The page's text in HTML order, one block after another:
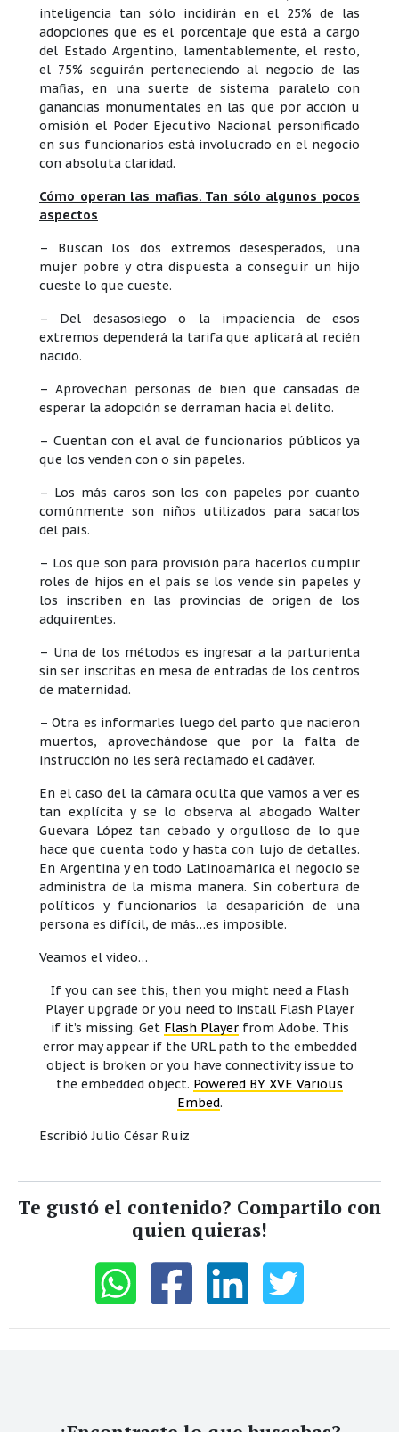
inteligencia tan sólo incidirán en el 25% de las
adopciones que es el porcentaje que está a cargo
del Estado Argentino, lamentablemente, el resto,
el 75% seguirán perteneciendo al negocio de las
mafias, en una suerte de sistema paralelo con
ganancias monumentales en las que por acción u
omisión el Poder Ejecutivo Nacional personificado
en sus funcionarios está involucrado en el negocio
con absoluta claridad.
Cómo operan las mafias. Tan sólo algunos pocos
aspectos
– Buscan los dos extremos desesperados, una
mujer pobre y otra dispuesta a conseguir un hijo
cueste lo que cueste.
– Del desasosiego o la impaciencia de esos
extremos dependerá la tarifa que aplicará al recién
nacido.
– Aprovechan personas de bien que cansadas de
esperar la adopción se derraman hacia el delito.
– Cuentan con el aval de funcionarios públicos ya
que los venden con o sin papeles.
– Los más caros son los con papeles por cuanto
comúnmente son niños utilizados para sacarlos
del país.
– Los que son para provisión para hacerlos cumplir
roles de hijos en el país se los vende sin papeles y
los inscriben en las provincias de origen de los
adquirentes.
– Una de los métodos es ingresar a la parturienta
sin ser inscritas en mesa de entradas de los centros
de maternidad.
– Otra es informarles luego del parto que nacieron
muertos, aprovechándose que por la falta de
instrucción no les será reclamado el cadáver.
En el caso del la cámara oculta que vamos a ver es
tan explícita y se lo observa al abogado Walter
Guevara López tan cebado y orgulloso de lo que
hace que cuenta todo y hasta con lujo de detalles.
En Argentina y en todo Latinoamárica el negocio se
administra de la misma manera. Sin cobertura de
políticos y funcionarios la desaparición de una
persona es difícil, de más…es imposible.
Veamos el video…
If you can see this, then you might need a Flash
Player upgrade or you need to install Flash Player
if it’s missing. Get Flash Playerfrom Adobe. This
error may appear if the URL path to the embedded
object is broken or you have connectivity issue to
the embedded object. Powered BY XVE Various
Embed.
Escribió Julio César Ruiz
Te gustó el contenido? Compartilo con
quien quieras!